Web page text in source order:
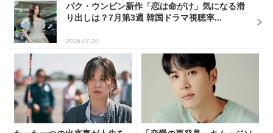
パク・ウンビン新作「恋は命がけ」気になる滑
り出しは？7月第3週 韓国ドラマ視聴率...
2026.07.20